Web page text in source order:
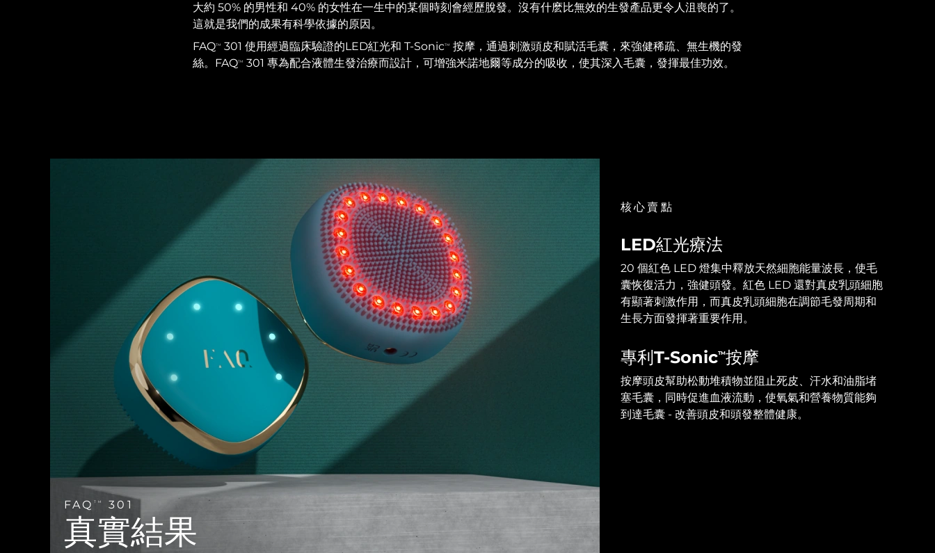
大約 50% 的男性和 40% 的女性在一生中的某個時刻會經歷脫發。沒有什麽比無效的生發產品更令人沮喪的了。
這就是我們的成果有科學依據的原因。
FAQTM 301 使用經過臨床驗證的LED紅光和 T-SonicTM
按摩，通過刺激頭皮和賦活毛囊，來強健稀疏、無生機的發
絲。FAQTM 301 專為配合液體生發治療而設計，可增強米諾地爾等成分的吸收，使其深入毛囊，發揮最佳功效。
FAQ TM 301
真實結果
核心賣點
LED紅光療法
20 個紅色 LED 燈集中釋放天然細胞能量波長，使毛
囊恢復活力，強健頭發。紅色 LED 還對真皮乳頭細胞
有顯著刺激作用，而真皮乳頭細胞在調節毛發周期和
生長方面發揮著重要作用。
專利T-SonicTM按摩
按摩頭皮幫助松動堆積物並阻止死皮、汗水和油脂堵
塞毛囊，同時促進血液流動，使氧氣和營養物質能夠
到達毛囊 - 改善頭皮和頭發整體健康。
LUNA™ 4 Plus
Massage, LED heating
LUNA™ 4 Men
For men, anti-aging massage
LUNA™ 4 mini
For young skin, T-zone
LUNA™ 4 go
For travel or gym bag
LUNA™護膚
Premium cleansers & balm
Microcurrent toning on-the-go
BEAR™ 2 eyes & lips
Microcurrent line smoothing device
面部提拉護理
Premium anti-aging skincare
BEAR™ 設備
All premium facelift devices
UFO™ 3 套裝
Deep facial hydration
UFO™ 3 LED
Near-infrared and red light therapy device
UFO™ 3 mini
Red light therapy device for young skin
UFO™ 3 go
Portable red light therapy
面膜
Rejuvenation & hydration
口腔護理
Hybrid silicone sonic toothbrush
issa™ 4 plus
Smart hybrid silicone sonic toothbrush
issa™ 4 smile
Hybrid silicone sonic toothbrush
issa™ 4 baby
issa™ Teeth Whitening Set
Dual LED + sonic device & 18% PAP gel
FAQ™ 101
Clinical anti-aging
FAQ™ 102
Advanced clinical anti-aging
FAQ™ 103
Luxurious clinical anti-aging set
LED 護理
NEW
FAQ™ 201
FAQ™ 202
LED mask
FAQ™ 211
Anti-aging neck & décolleté LED mask
FAQ™ 301
LED hair strengthening scalp massager
FAQ™ Scalp Serum
Scalp recovery probiotic serum
肌膚年輕化
NEW
FAQ™ 501
Full-Spectrum Red Light Therapy
FAQ™ 502
Full-Spectrum Red Light Therapy